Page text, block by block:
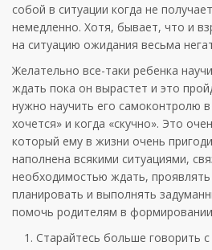
собой в ситуации когда не
немедленно. Хотя, бывает, что и
на ситуацию ожидания весьма
Желательно все-таки ребенка
ждать пока он вырастет и это
нужно научить его самоконтролю в
хочется» и когда «скучно». Это
который ему в жизни очень
наполнена всякими ситуациями,
необходимостью ждать,
планировать и выполнять
помочь родителям в
Старайтесь больше говорить